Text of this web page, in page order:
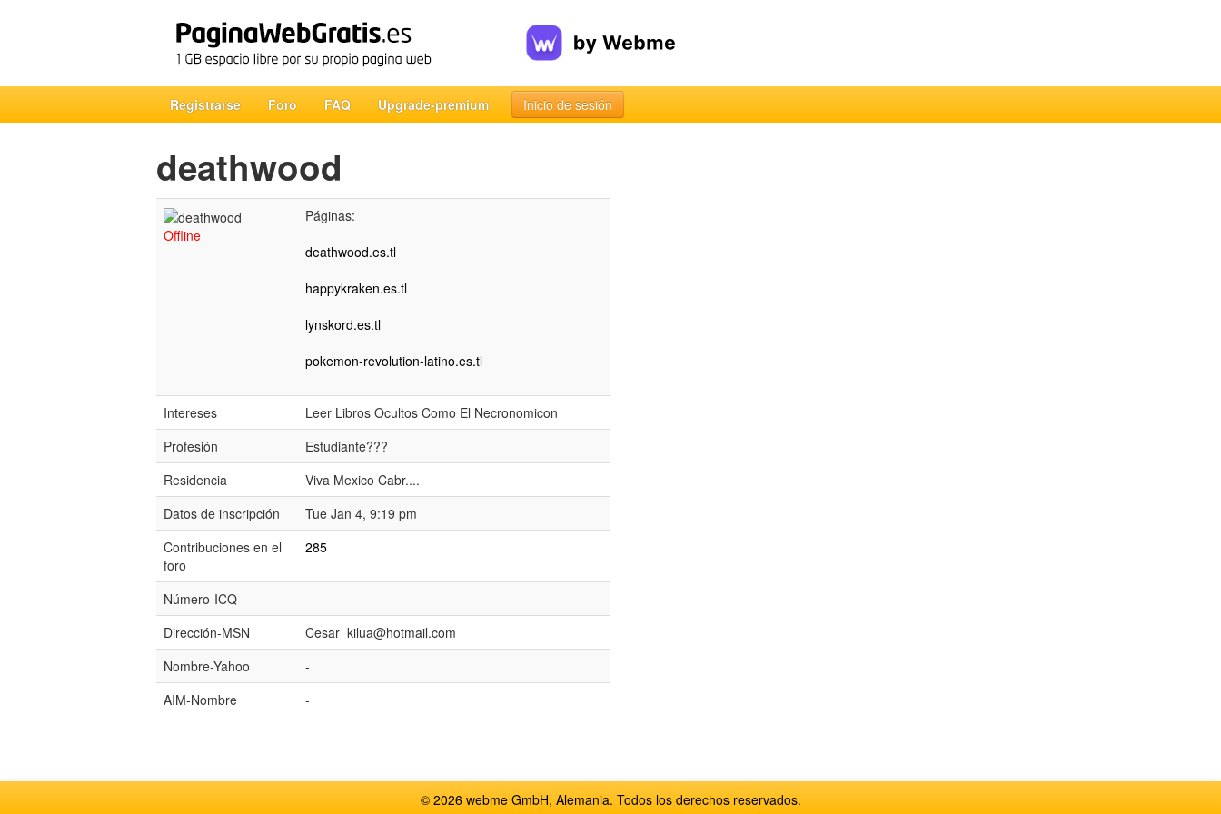
Registrarse Foro FAQ Upgrade-premium Inicio de sesión
deathwood
Offline
Páginas:
deathwood.es.tl
happykraken.es.tl
lynskord.es.tl
pokemon-revolution-latino.es.tl
Intereses
Leer Libros Ocultos Como El Necronomicon
Profesión
Estudiante???
Residencia
Viva Mexico Cabr....
Datos de inscripción
Tue Jan 4, 9:19 pm
Contribuciones en el
foro
285
Número-ICQ
-
Dirección-MSN
Cesar_kilua@hotmail.com
Nombre-Yahoo
-
AIM-Nombre
-
© 2026 webme GmbH, Alemania. Todos los derechos reservados.